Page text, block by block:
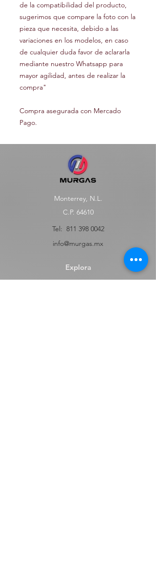
de la compatibilidad del producto,
sugerimos que compare la foto con la
pieza que necesita, debido a las
variaciones en los modelos, en caso
de cualquier duda favor de aclararla
mediante nuestro Whatsapp para
mayor agilidad, antes de realizar la
compra"
Compra asegurada con Mercado
Pago.
Monterrey, N.L.
C.P. 64610
Tel: 811 398 0042
info@murgas.mx
Explora